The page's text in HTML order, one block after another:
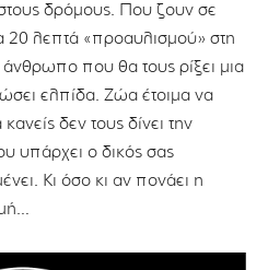
δρόμους. Που ζουν σε
20 λεπτά «προαυλισμού» στη
άνθρωπο που θα τους ρίξει μια
ελπίδα. Ζώα έτοιμα να
δεν τους δίνει την
υπάρχει ο δικός σας
Κι όσο κι αν πονάει η